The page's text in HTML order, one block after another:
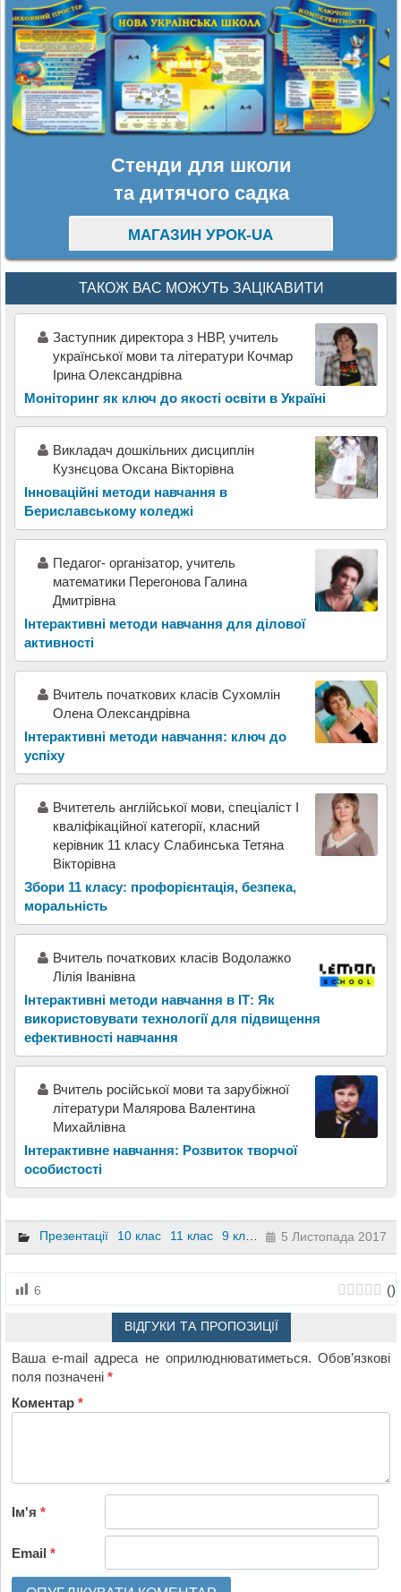
Стенди для школи
та дитячого садка
МАГАЗИН УРОК-UA
ТАКОЖ ВАС МОЖУТЬ ЗАЦІКАВИТИ
Заступник директора з НВР, учитель
української мови та літератури Кочмар
Ірина Олександрівна
Моніторинг як ключ до якості освіти в Україні
Викладач дошкільних дисциплін
Кузнєцова Оксана Вікторівна
Інноваційні методи навчання в
Бериславському коледжі
Педагог- організатор, учитель
математики Перегонова Галина
Дмитрівна
Інтерактивні методи навчання для ділової
активності
Вчитель початкових класів Сухомлін
Олена Олександрівна
Інтерактивні методи навчання: ключ до
успіху
Вчитетель англійської мови, спеціаліст І
кваліфікаційної категорії, класний
керівник 11 класу Слабинська Тетяна
Вікторівна
Збори 11 класу: профорієнтація, безпека,
моральність
Вчитель початкових класів Водолажко
Лілія Іванівна
Інтерактивні методи навчання в ІТ: Як
використовувати технології для підвищення
ефективності навчання
Вчитель російської мови та зарубіжної
літератури Малярова Валентина
Михайлівна
Інтерактивне навчання: Розвиток творчої
особистості
Презентації 10 клас 11 клас 9 клас 5 Листопада 2017
6 ()
ВІДГУКИ ТА ПРОПОЗИЦІЇ
Ваша e-mail адреса не оприлюднюватиметься. Обов’язкові
поля позначені*
Коментар*
Ім'я*
Email*